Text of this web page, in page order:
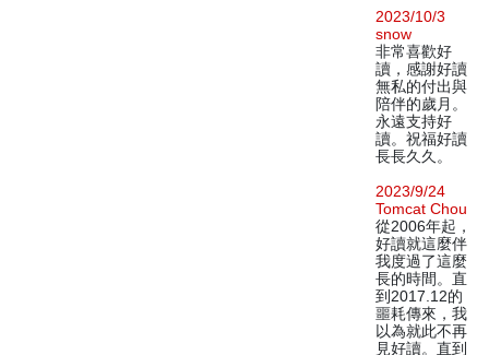
2023/10/3
snow
非常喜歡好
讀，感謝好讀
無私的付出與
陪伴的歲月。
永遠支持好
讀。祝福好讀
長長久久。
2023/9/24
Tomcat Chou
從2006年起，
好讀就這麼伴
我度過了這麼
長的時間。直
到2017.12的
噩耗傳來，我
以為就此不再
見好讀。直到